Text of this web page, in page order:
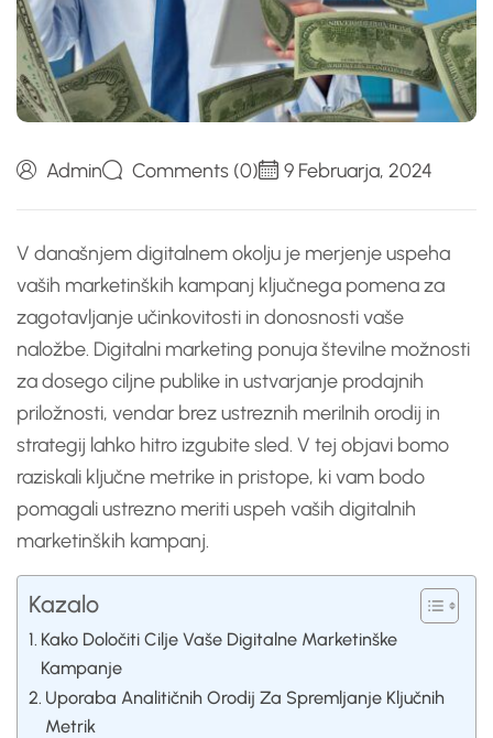
Admin Comments (0) 9 Februarja, 2024
V današnjem digitalnem okolju je merjenje uspeha
vaših marketinških kampanj ključnega pomena za
zagotavljanje učinkovitosti in donosnosti vaše
naložbe. Digitalni marketing ponuja številne možnosti
za dosego ciljne publike in ustvarjanje prodajnih
priložnosti, vendar brez ustreznih merilnih orodij in
strategij lahko hitro izgubite sled. V tej objavi bomo
raziskali ključne metrike in pristope, ki vam bodo
pomagali ustrezno meriti uspeh vaših digitalnih
marketinških kampanj.
Kazalo
Kako Določiti Cilje Vaše Digitalne Marketinške
Kampanje
Uporaba Analitičnih Orodij Za Spremljanje Ključnih
Metrik